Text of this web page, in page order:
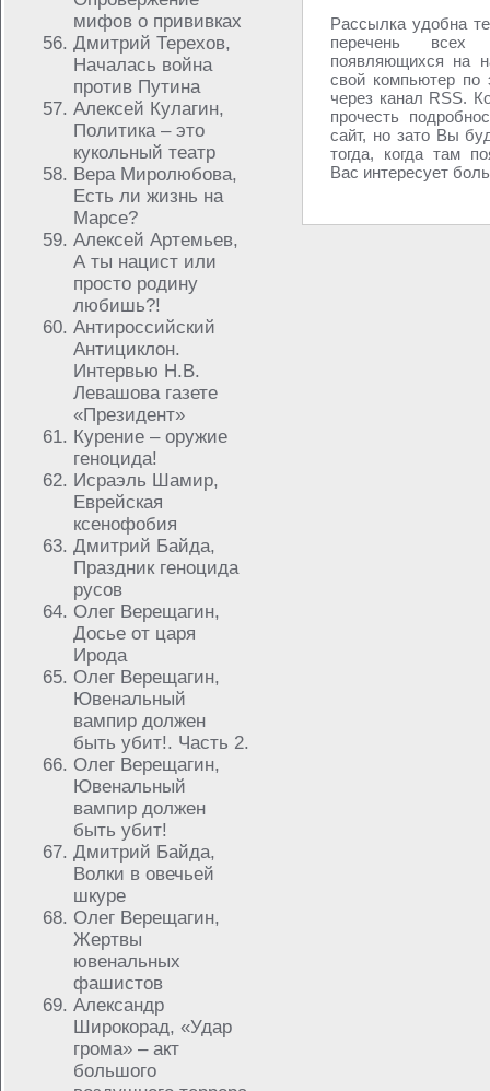
мифов о прививках
Дмитрий Терехов,
Началась война
против Путина
Алексей Кулагин,
Политика – это
кукольный театр
Вера Миролюбова,
Есть ли жизнь на
Марсе?
Алексей Артемьев,
А ты нацист или
просто родину
любишь?!
Антироссийский
Антициклон.
Интервью Н.В.
Левашова газете
«Президент»
Курение – оружие
геноцида!
Исраэль Шамир,
Еврейская
ксенофобия
Дмитрий Байда,
Праздник геноцида
русов
Олег Верещагин,
Досье от царя
Ирода
Олег Верещагин,
Ювенальный
вампир должен
быть убит!. Часть 2.
Олег Верещагин,
Ювенальный
вампир должен
быть убит!
Дмитрий Байда,
Волки в овечьей
шкуре
Олег Верещагин,
Жертвы
ювенальных
фашистов
Александр
Широкорад, «Удар
грома» – акт
большого
Рассылка удобна
перечень всех
появляющихся на
свой компьютер по
через канал RSS.
прочесть
сайт, но зато Вы
тогда, когда там
Вас интересует